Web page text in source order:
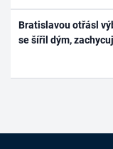
Bratislavou otřásl
se šířil dým,